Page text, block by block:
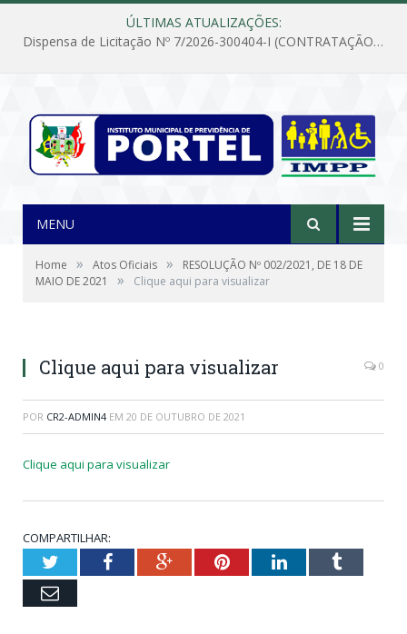
ÚLTIMAS ATUALIZAÇÕES:
Dispensa de Licitação Nº 7/2026-300404-I (CONTRATAÇÃO DE EMPRESA PARA MANUTENÇÃO E REPARAÇÃO DE APARELHOS DE AR CONDICIONADO, EM ATENDIMENTO ÀS NECESSIDADES DO INSTITUTO DE PREVIDÊNCIA MUNICIPAL DE PORTEL/PA)
MENU
Home » Atos Oficiais »
RESOLUÇÃO Nº 002/2021, DE 18 DE
MAIO DE 2021
» Clique aqui para visualizar
Clique aqui para visualizar 0
POR CR2-ADMIN4 EM 20 DE OUTUBRO DE 2021
Clique aqui para visualizar
COMPARTILHAR:
TwitterFacebookGoogle+PinterestLinkedInTumblr
Email